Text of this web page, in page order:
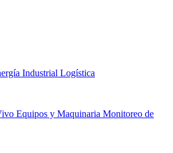
Industrial Logística
Equipos y Maquinaria Monitoreo de